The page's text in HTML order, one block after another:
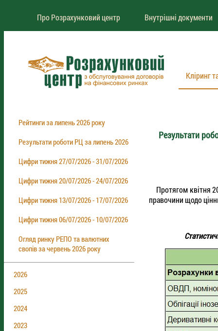
Про Розрахунковий центр Внутрішні документи
Кліринг
Рейтинги за липень 2026 року
Результати роботи РЦ за липень 2026
Цифри тижня 27/07/2026 - 31/07/2026
Цифри тижня 20/07/2026 - 24/07/2026
Цифри тижня 13/07/2026 - 17/07/2026
Цифри тижня 06/07/2026 - 10/07/2026
Огляд ринку РЕПО та валютних
свопів за червень 2026 року
2026
2025
2024
2023
Результати
Протягом квітня
правочини щодо